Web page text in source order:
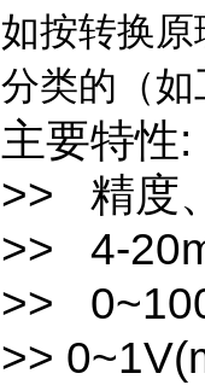
如按转换
分类的（
主要特性:
>> 精度
>> 4-
>>
>>